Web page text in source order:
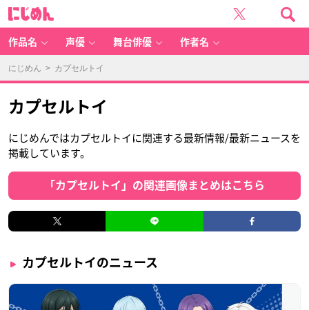
作品名 声優 舞台俳優 作者名
にじめん > カプセルトイ
カプセルトイ
にじめんではカプセルトイに関連する最新情報/最新ニュースを
掲載しています。
「カプセルトイ」の関連画像まとめはこちら
カプセルトイのニュース